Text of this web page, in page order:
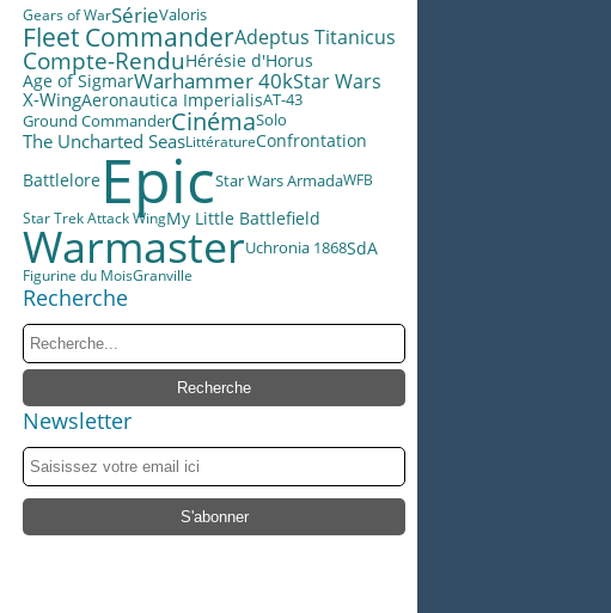
Gears of WarSérieValoris
Fleet CommanderAdeptus Titanicus
Compte-RenduHérésie d'Horus
Age of SigmarWarhammer 40kStar Wars
X-WingAeronautica ImperialisAT-43
Ground CommanderCinémaSolo
The Uncharted SeasLittératureConfrontation
Battlelore EpicStar Wars ArmadaWFB
Star Trek Attack WingMy Little Battlefield
WarmasterUchronia 1868SdA
Figurine du MoisGranville
Recherche
Newsletter